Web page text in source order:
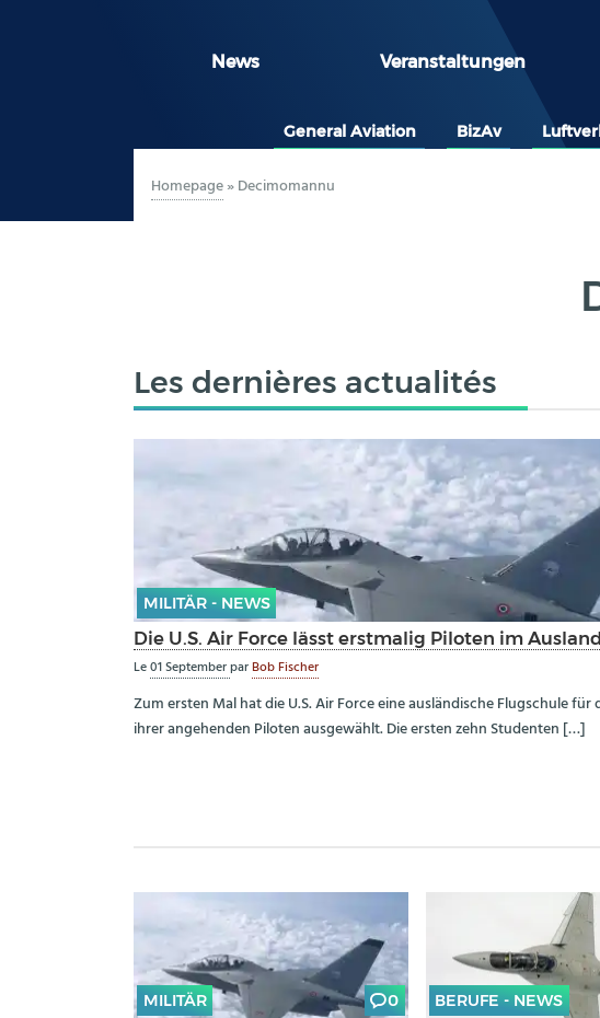
News Veranstaltungen
General Aviation BizAv
Homepage»Decimomannu
Les dernières actualités
MILITÄR - NEWS
Die U.S. Air Force lässt erstmalig Piloten im
Le01 SeptemberparBob Fischer
Zum ersten Mal hat die U.S. Air Force eine ausländische Flugschule für
ihrer angehenden Piloten ausgewählt. Die ersten zehn Studenten […]
MILITÄR 0 BERUFE - NEWS